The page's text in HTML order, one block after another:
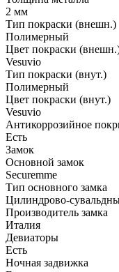
2 мм
Тип покраски (внешн.)
Полимерный
Цвет покраски
Vesuvio
Тип покраски (внут.)
Полимерный
Цвет покраски (внут.)
Vesuvio
Антикоррозийное
Есть
Замок
Основной замок
Securemme
Тип основного замка
Цилиндрово-
Производитель замка
Италия
Девиаторы
Есть
Ночная задвижка